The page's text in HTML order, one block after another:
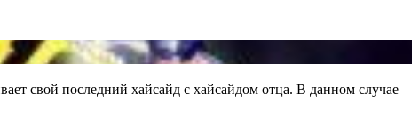
свой последний хайсайд с хайсайдом отца. В данном случае